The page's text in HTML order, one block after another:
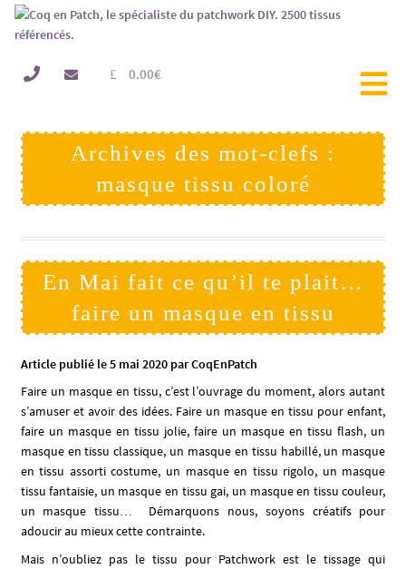
0.00€
Archives des mot-clefs :
masque tissu coloré
En Mai fait ce qu’il te plait…
faire un masque en tissu
Article publié le 5 mai 2020 par CoqEnPatch
Faire un masque en tissu, c’est l’ouvrage du moment, alors autant
s’amuser et avoir des idées. Faire un masque en tissu pour enfant,
faire un masque en tissu jolie, faire un masque en tissu flash, un
masque en tissu classique, un masque en tissu habillé, un masque
en tissu assorti costume, un masque en tissu rigolo, un masque
tissu fantaisie, un masque en tissu gai, un masque en tissu couleur,
un masque tissu… Démarquons nous, soyons créatifs pour
adoucir au mieux cette contrainte.
Mais n’oubliez pas le tissu pour Patchwork est le tissage qui